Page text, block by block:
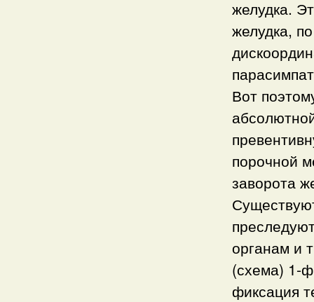
желудка.
желудка,
Вот
порочной
заворота
органам и
(схема) 1-
фиксация